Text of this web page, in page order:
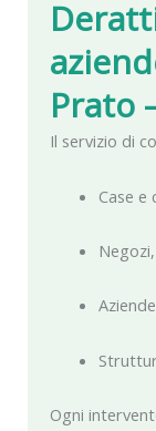
Prato
Il servizio di
Case e
Ogni